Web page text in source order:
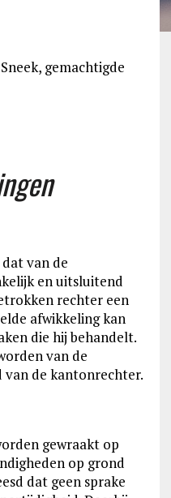
gemachtigde
van de
en uitsluitend
rechter een
afwikkeling kan
die hij behandelt.
van de
de kantonrechter.
gewraakt op
op grond
dat geen sprake